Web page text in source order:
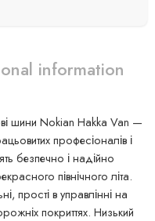
information
шини Nokian Hakka Van —
професіоналів і
безпечно і надійно
північного літа.
прості в управлінні на
покриттях. Низький